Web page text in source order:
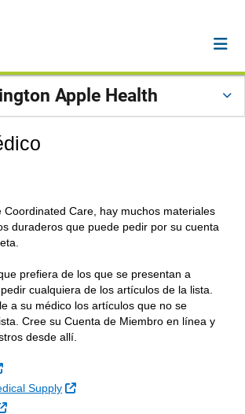
Apple Health
Coordinated Care, hay muchos materiales
duraderos que puede pedir por su cuenta
prefiera de los que se presentan a
cualquiera de los artículos de la lista.
a su médico los artículos que no se
Cree su Cuenta de Miembro en línea y
desde allí.
Sitio Externo
Supply
Sitio Externo
Sitio Externo